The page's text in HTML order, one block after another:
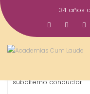
Saltar
al
contenido
34 años
Ago
2015
subalterno conductor